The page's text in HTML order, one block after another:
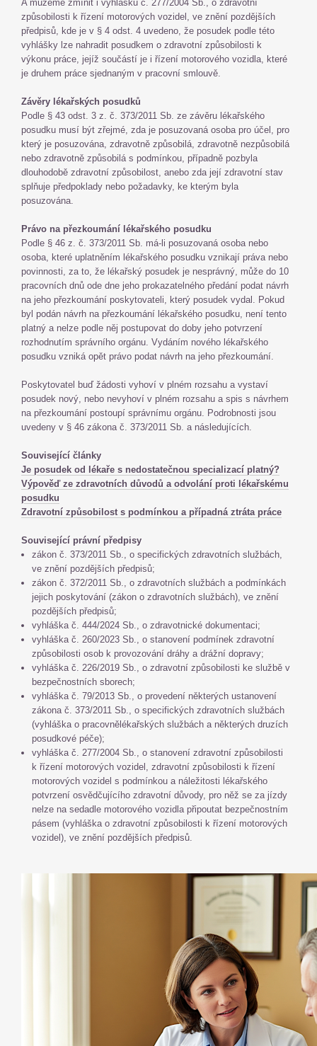
A můžeme zmínit i vyhlášku č. 277/2004 Sb., o zdravotní
způsobilosti k řízení motorových vozidel, ve znění pozdějších
předpisů, kde je v § 4 odst. 4 uvedeno, že posudek podle této
vyhlášky lze nahradit posudkem o zdravotní způsobilosti k
výkonu práce, jejíž součástí je i řízení motorového vozidla, které
je druhem práce sjednaným v pracovní smlouvě.
Závěry lékařských posudků
Podle § 43 odst. 3 z. č. 373/2011 Sb. ze závěru lékařského
posudku musí být zřejmé, zda je posuzovaná osoba pro účel, pro
který je posuzována, zdravotně způsobilá, zdravotně nezpůsobilá
nebo zdravotně způsobilá s podmínkou, případně pozbyla
dlouhodobě zdravotní způsobilost, anebo zda její zdravotní stav
splňuje předpoklady nebo požadavky, ke kterým byla
posuzována.
Právo na přezkoumání lékařského posudku
Podle § 46 z. č. 373/2011 Sb. má-li posuzovaná osoba nebo
osoba, které uplatněním lékařského posudku vznikají práva nebo
povinnosti, za to, že lékařský posudek je nesprávný, může do 10
pracovních dnů ode dne jeho prokazatelného předání podat návrh
na jeho přezkoumání poskytovateli, který posudek vydal. Pokud
byl podán návrh na přezkoumání lékařského posudku, není tento
platný a nelze podle něj postupovat do doby jeho potvrzení
rozhodnutím správního orgánu. Vydáním nového lékařského
posudku vzniká opět právo podat návrh na jeho přezkoumání.
Poskytovatel buď žádosti vyhoví v plném rozsahu a vystaví
posudek nový, nebo nevyhoví v plném rozsahu a spis s návrhem
na přezkoumání postoupí správnímu orgánu. Podrobnosti jsou
uvedeny v § 46 zákona č. 373/2011 Sb. a následujících.
Související články
Je posudek od lékaře s nedostatečnou specializací platný?
Výpověď ze zdravotních důvodů a odvolání proti lékařskému
posudku
Zdravotní způsobilost s podmínkou a případná ztráta práce
Související právní předpisy
zákon č. 373/2011 Sb., o specifických zdravotních službách,
ve znění pozdějších předpisů;
zákon č. 372/2011 Sb., o zdravotních službách a podmínkách
jejich poskytování (zákon o zdravotních službách), ve znění
pozdějších předpisů;
vyhláška č. 444/2024 Sb., o zdravotnické dokumentaci;
vyhláška č. 260/2023 Sb., o stanovení podmínek zdravotní
způsobilosti osob k provozování dráhy a drážní dopravy;
vyhláška č. 226/2019 Sb., o zdravotní způsobilosti ke službě v
bezpečnostních sborech;
vyhláška č. 79/2013 Sb., o provedení některých ustanovení
zákona č. 373/2011 Sb., o specifických zdravotních službách
(vyhláška o pracovnělékařských službách a některých druzích
posudkové péče);
vyhláška č. 277/2004 Sb., o stanovení zdravotní způsobilosti
k řízení motorových vozidel, zdravotní způsobilosti k řízení
motorových vozidel s podmínkou a náležitosti lékařského
potvrzení osvědčujícího zdravotní důvody, pro něž se za jízdy
nelze na sedadle motorového vozidla připoutat bezpečnostním
pásem (vyhláška o zdravotní způsobilosti k řízení motorových
vozidel), ve znění pozdějších předpisů.